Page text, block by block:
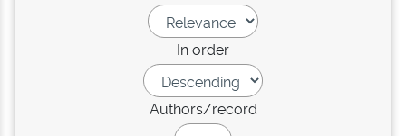
In order
Authors/record